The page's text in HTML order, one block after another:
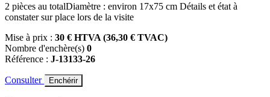
2 pièces au totalDiamètre : environ 17x75 cm Détails et état à
constater sur place lors de la visite
Mise à prix : 30 € HTVA (36,30 € TVAC)
Nombre d'enchère(s) 0
Référence : J-13133-26
Consulter Enchérir